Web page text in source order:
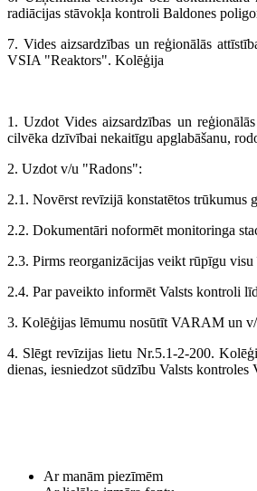
radiācijas stāvokļa kontroli Baldones
7. Vides aizsardzības un reģionālās
VSIA "Reaktors". Kolēģija
1. Uzdot Vides aizsardzības un
cilvēka dzīvībai nekaitīgu apglabāšanu,
2. Uzdot v/u "Radons":
2.1. Novērst revīzijā konstatētos trūkumus
2.2. Dokumentāri noformēt monitoringa
2.3. Pirms reorganizācijas veikt rūpīgu
2.4. Par paveikto informēt Valsts kontroli
3. Kolēģijas lēmumu nosūtīt VARAM un
4. Slēgt revīzijas lietu Nr.5.1-2-200.
dienas, iesniedzot sūdzību Valsts
Ar manām piezīmēm